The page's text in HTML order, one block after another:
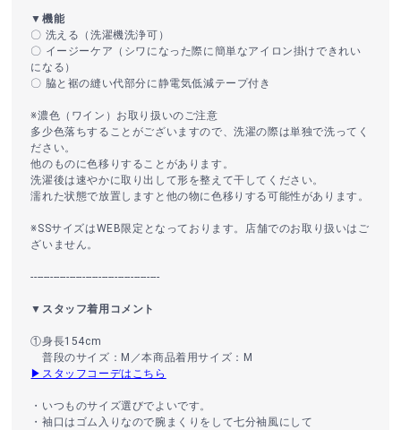
▼機能
〇 洗える（洗濯機洗浄可）
〇 イージーケア（シワになった際に簡単なアイロン掛けできれい
になる）
〇 脇と裾の縫い代部分に静電気低減テープ付き
※濃色（ワイン）お取り扱いのご注意
多少色落ちすることがございますので、洗濯の際は単独で洗ってく
ださい。
他のものに色移りすることがあります。
洗濯後は速やかに取り出して形を整えて干してください。
濡れた状態で放置しますと他の物に色移りする可能性があります。
※SSサイズはWEB限定となっております。店舗でのお取り扱いはご
ざいません。
----------------------------------------
▼スタッフ着用コメント
①身長154cm
普段のサイズ：M／本商品着用サイズ：M
▶スタッフコーデはこちら
・いつものサイズ選びでよいです。
・袖口はゴム入りなので腕まくりをして七分袖風にして